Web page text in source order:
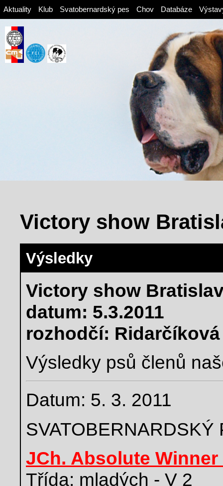
Aktuality Klub Svatobernardský pes Chov Databáze
Victory show
Výsledky
Victory show
datum: 5.3.2011
rozhodčí: Ridarčíková
Výsledky psů členů
Datum: 5. 3. 2011
JCh. Absolute
Třída: mladých - V 2